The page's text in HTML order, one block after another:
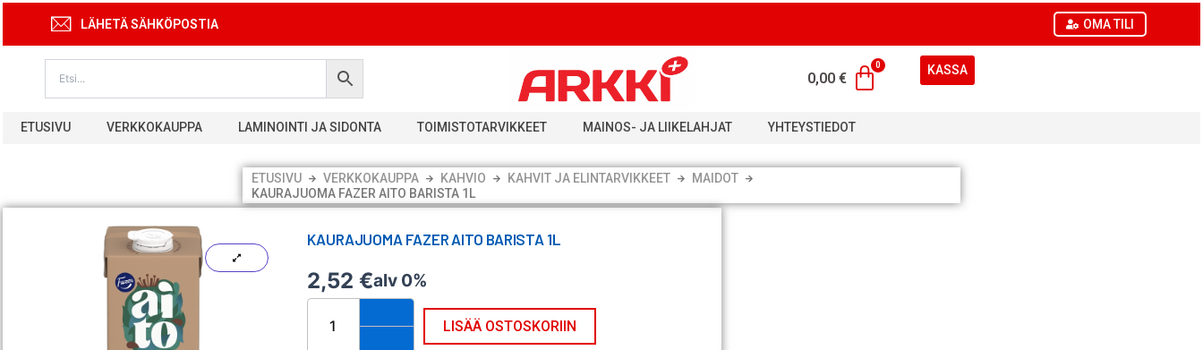
sisältöön
LÄHETÄ SÄHKÖPOSTIA OMA TILI
0,00 €
KASSA
ETUSIVU VERKKOKAUPPA LAMINOINTI JA SIDONTA TOIMISTOTARVIKKEET MAINOS- JA LIIKELAHJAT YHTEYSTIEDOT
ETUSIVU VERKKOKAUPPA KAHVIO KAHVIT JA ELINTARVIKKEET
MAIDOT
KAURAJUOMA FAZER AITO BARISTA 1L
KAURAJUOMA FAZER AITO BARISTA 1L
2,52€alv 0%
Kaurajuoma
Fazer
LISÄÄ OSTOSKORIIN